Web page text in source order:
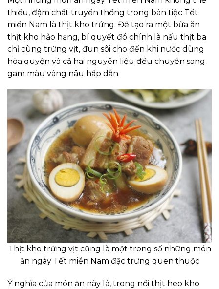
thiếu, đậm chất truyền thống trong bàn tiệc Tết
miền Nam là thịt kho trứng. Để tạo ra một bữa ăn
thịt kho hảo hạng, bí quyết đó chính là nấu thịt ba
chỉ cùng trứng vịt, đun sôi cho đến khi nước dùng
hòa quyện và cả hai nguyên liệu đều chuyển sang
gam màu vàng nâu hấp dẫn.
Thịt kho trứng vịt cũng là một trong số những món
ăn ngày Tết miền Nam đặc trưng quen thuộc
Ý nghĩa của món ăn này là, trong nồi thịt heo kho